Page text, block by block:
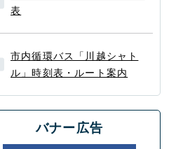
表
市内循環バス「川越シャト
ル」時刻表・ルート案内
バナー広告